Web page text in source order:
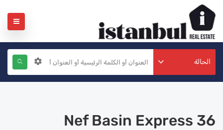
الحالة
Nef Basin Express 36